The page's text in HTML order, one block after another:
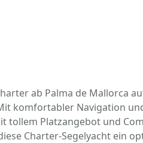
ab Palma de Mallorca
komfortabler Navigation
tollem Platzangebot und
Charter-Segelyacht ein